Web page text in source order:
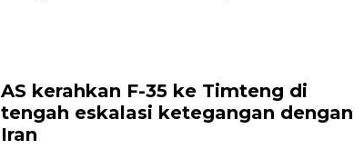
AS kerahkan F-35 ke Timteng di
tengah eskalasi ketegangan dengan
Iran
BPBD Jatim kerahkan "Drone
Water Spray" bantu padamkan